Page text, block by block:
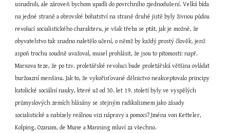
usnadnili, ale zároveň bychom upadli do povrchního zjednodušení. Velká bída
na jedné straně a obrovské bohatství na straně druhé jistě byly živnou půdou
revolucí socialistického charakteru, je však třeba se ptát, jak je možné, že
obyvatelstvo tak snadno naletělo učení, o němž by každý prostý člověk, jenž
aspoň trochu soudně uvažoval, musel prohlásit, že jsou to pitomosti: např.
Marxova teze, že po tzv. proletářské revoluci bude proletářská většina ovládat
buržoazní menšinu. Jak to, že vykořisťované dělnictvo neakceptovalo principy
katolické sociální nauky, které už od 30. let 19. století byly ve vyspělých
průmyslových zemích hlásány se stejným radikalismem jako zásady
socialistické a nabízely reálnou vizi nápravy a pomoci? Jména von Ketteler,
Kolping, Ozanam, de Mune a Manning mluví za všechno.